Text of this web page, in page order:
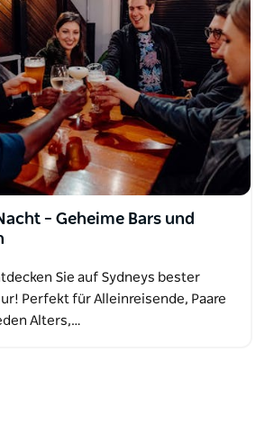
– Geheime Bars und
Sie auf Sydneys bester
Perfekt für Alleinreisende, Paare
Alters,…